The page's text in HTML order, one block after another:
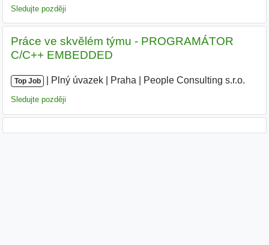
Sledujte později
Práce ve skvělém týmu - PROGRAMÁTOR
C/C++ EMBEDDED
Top Job Plný úvazek Praha People Consulting s.r.o.
Sledujte později